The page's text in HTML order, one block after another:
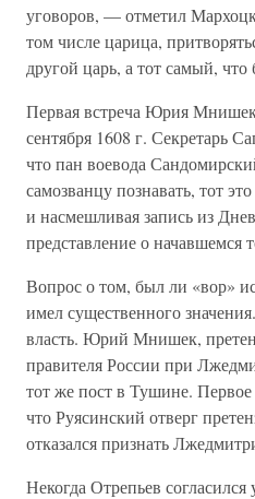
уговоров, — отметил
том числе царица,
другой царь, а тот самый,
Первая встреча Юрия
сентября 1608 г. Секретарь
что пан воевода
самозванцу познавать, тот
и насмешливая запись из
представление о начавшемся
Вопрос о том, был ли «вор»
имел существенного
власть. Юрий Мнишек,
правителя России при
тот же пост в Тушине. Первое
что Руясинский отверг
отказался признать
Некогда Отрепьев согласился